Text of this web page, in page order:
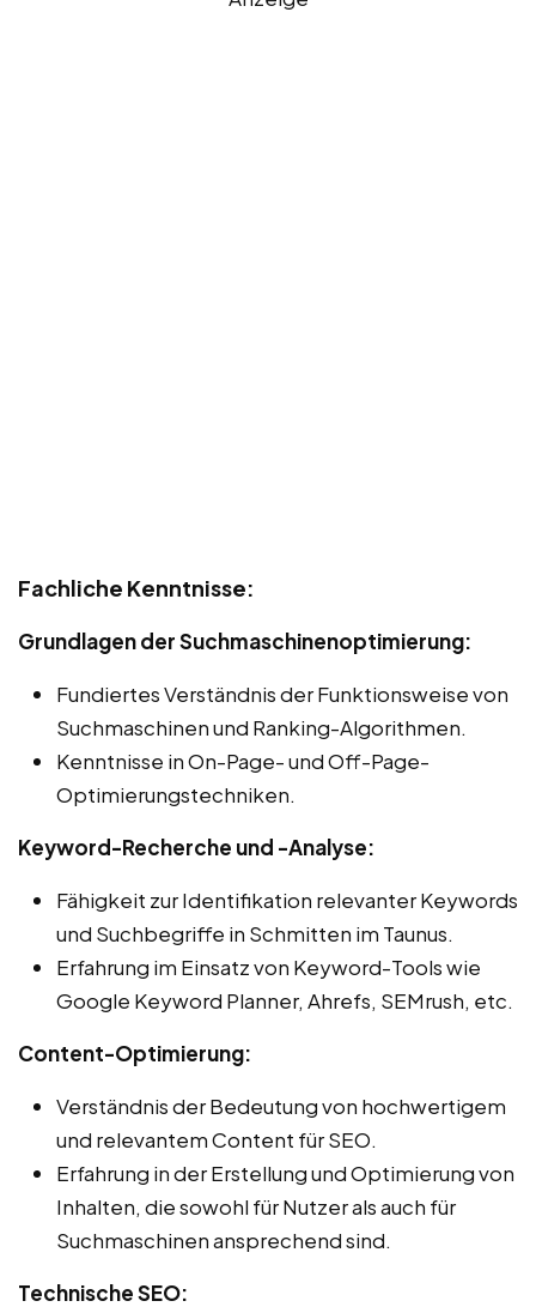
Fachliche Kenntnisse:
Grundlagen der Suchmaschinenoptimierung:
Fundiertes Verständnis der Funktionsweise von
Suchmaschinen und Ranking-Algorithmen.
Kenntnisse in On-Page- und Off-Page-
Optimierungstechniken.
Keyword-Recherche und -Analyse:
Fähigkeit zur Identifikation relevanter Keywords
und Suchbegriffe in Schmitten im Taunus.
Erfahrung im Einsatz von Keyword-Tools wie
Google Keyword Planner, Ahrefs, SEMrush, etc.
Content-Optimierung:
Verständnis der Bedeutung von hochwertigem
und relevantem Content für SEO.
Erfahrung in der Erstellung und Optimierung von
Inhalten, die sowohl für Nutzer als auch für
Suchmaschinen ansprechend sind.
Technische SEO: